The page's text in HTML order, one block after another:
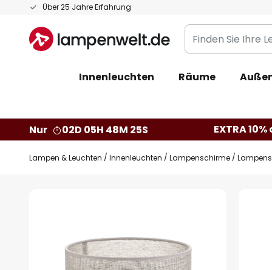
Über 25 Jahre Erfahrung
Zum
springen
Finden
Sie
Leuchte...
Innenleuchten Räume
Nur 02D 05H 48M 24S EXTRA
Lampen & Leuchten Innenleuchten Lampenschirme
Bildgalerie
springen